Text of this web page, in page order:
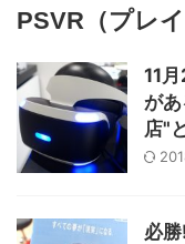
PSVR（プレ
11
が
店"
必